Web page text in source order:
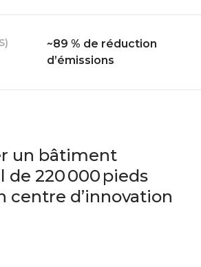
~89 % de réduction
d’émissions
un bâtiment
220 000 pieds
centre d’innovation